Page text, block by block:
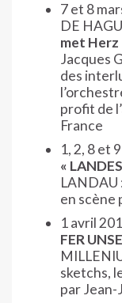
7 et 8
DE
met Herz
Jacques
des
profit de
France
1, 2, 8 et
«
LANDAU
en scène
1 avril
FER
sketchs,
par Jean-